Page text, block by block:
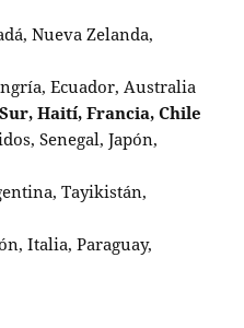
Nueva Zelanda,
Ecuador, Australia
Haití, Francia, Chile
Senegal, Japón,
Tayikistán,
Italia, Paraguay,